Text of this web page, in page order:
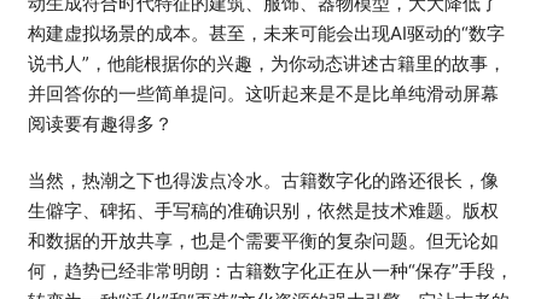
构建虚拟场景的成本。甚至，未来可能会出现AI驱动的“数字
说书人”，他能根据你的兴趣，为你动态讲述古籍里的故事，
并回答你的一些简单提问。这听起来是不是比单纯滑动屏幕
阅读要有趣得多？
当然，热潮之下也得泼点冷水。古籍数字化的路还很长，像
生僻字、碑拓、手写稿的准确识别，依然是技术难题。版权
和数据的开放共享，也是个需要平衡的复杂问题。但无论如
何，趋势已经非常明朗：古籍数字化正在从一种“保存”手段，